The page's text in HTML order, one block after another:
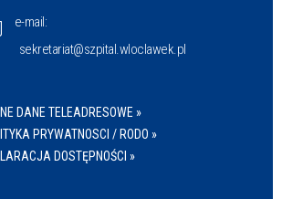
e-mail:
sekretariat@szpital.wloclawek.pl
DANE TELEADRESOWE »
PRYWATNOSCI / RODO »
DOSTĘPNOŚCI »